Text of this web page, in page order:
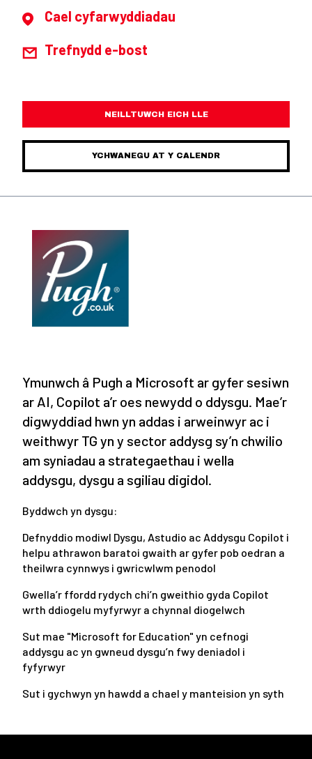
Cael cyfarwyddiadau
Trefnydd e-bost
NEILLTUWCH EICH LLE
YCHWANEGU AT Y CALENDR
Ymunwch â Pugh a Microsoft ar gyfer sesiwn
ar AI, Copilot a’r oes newydd o ddysgu. Mae’r
digwyddiad hwn yn addas i arweinwyr ac i
weithwyr TG yn y sector addysg sy’n chwilio
am syniadau a strategaethau i wella
addysgu, dysgu a sgiliau digidol.
Byddwch yn dysgu:
Defnyddio modiwl Dysgu, Astudio ac Addysgu Copilot i
helpu athrawon baratoi gwaith ar gyfer pob oedran a
theilwra cynnwys i gwricwlwm penodol
Gwella’r ffordd rydych chi’n gweithio gyda Copilot
wrth ddiogelu myfyrwyr a chynnal diogelwch
Sut mae "Microsoft for Education" yn cefnogi
addysgu ac yn gwneud dysgu’n fwy deniadol i
fyfyrwyr
Sut i gychwyn yn hawdd a chael y manteision yn syth